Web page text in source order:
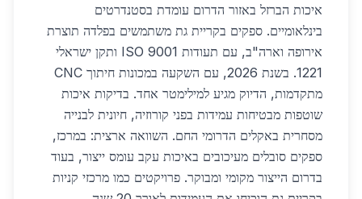
איכות הברזל באזור הדרום עומדת בסטנדרטים
בינלאומיים. ספקים בקריית גת משתמשים בפלדה תוצרת
אירופה וארה"ב, עם תעודות ISO 9001 ותקן ישראלי
1221. בשנת 2026, עם השקעה במכונות חיתוך CNC
מתקדמות, הדיוק מגיע למילימטר אחד. בדיקות איכות
שוטפות מבטיחות עמידות בפני קורוזיה, חיונית לבנייה
מסחרית באקלים הדרומי החם. השוואה ארצית: במרכז,
ספקים סובלים מעיכובים באיכות עקב עומס ייצור, בעוד
בדרום הייצור מקומי ומבוקר. פרויקטים כמו מרכזי קניות